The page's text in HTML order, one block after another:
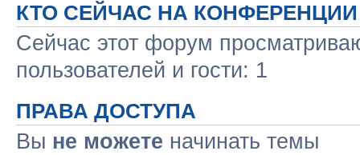
КТО СЕЙЧАС НА КОНФЕРЕНЦИИ
Сейчас этот форум
пользователей и гости: 1
ПРАВА ДОСТУПА
Вы не можете начинать темы